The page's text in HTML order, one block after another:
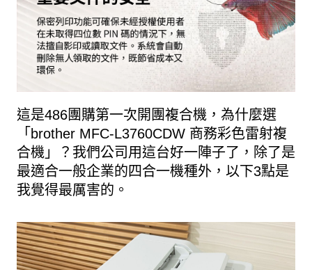
這是486團購第一次開團複合機，為什麼選
「brother MFC-L3760CDW 商務彩色雷射複
合機」？我們公司用這台好一陣子了，除了是
最適合一般企業的四合一機種外，以下3點是
我覺得最厲害的。